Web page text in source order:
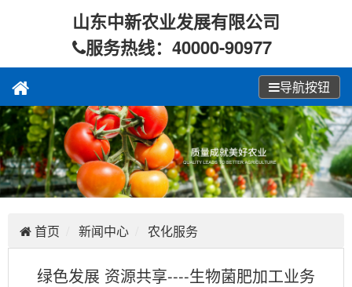
山东中新农业发展有限公司
服务热线：40000-90977
导航按钮
首页 新闻中心 农化服务
绿色发展 资源共享----生物菌肥加工业务